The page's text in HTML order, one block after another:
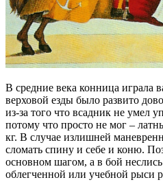
В средние века конница играла
верховой езды было развито
из-за того что всадник не умел
потому что просто не мог –
кг. В случае излишней
сломать спину и себе и коню.
основном шагом, а в бой
облегченной или учебной рыси